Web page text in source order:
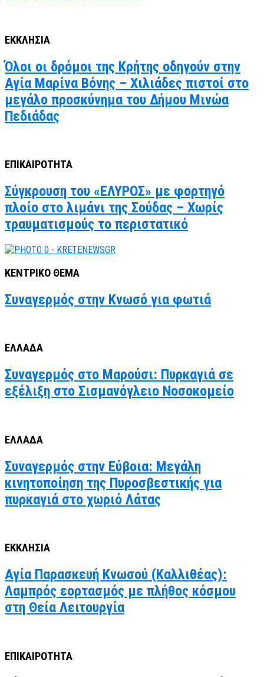
ΕΚΚΛΗΣΙΑ
Όλοι οι δρόμοι της Κρήτης οδηγούν στην
Αγία Μαρίνα Βόνης – Χιλιάδες πιστοί στο
μεγάλο προσκύνημα του Δήμου Μινώα
Πεδιάδας
ΕΠΙΚΑΙΡΟΤΗΤΑ
Σύγκρουση του «ΕΛΥΡΟΣ» με φορτηγό
πλοίο στο λιμάνι της Σούδας – Χωρίς
τραυματισμούς το περιστατικό
ΚΕΝΤΡΙΚΟ ΘΕΜΑ
Συναγερμός στην Κνωσό για φωτιά
ΕΛΛΑΔΑ
Συναγερμός στο Μαρούσι: Πυρκαγιά σε
εξέλιξη στο Σισμανόγλειο Νοσοκομείο
ΕΛΛΑΔΑ
Συναγερμός στην Εύβοια: Μεγάλη
κινητοποίηση της Πυροσβεστικής για
πυρκαγιά στο χωριό Λάτας
ΕΚΚΛΗΣΙΑ
Αγία Παρασκευή Κνωσού (Καλλιθέας):
Λαμπρός εορτασμός με πλήθος κόσμου
στη Θεία Λειτουργία
ΕΠΙΚΑΙΡΟΤΗΤΑ